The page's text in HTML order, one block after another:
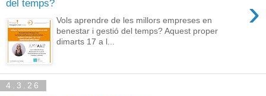
del temps?
›
Vols aprendre de les millors empreses en
benestar i gestió del temps? Aquest proper
dimarts 17 a l...
4.3.26